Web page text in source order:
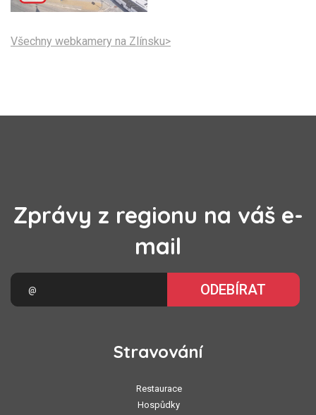
Všechny webkamery na Zlínsku>
Zprávy z regionu na váš e-
mail
ODEBÍRAT
Stravování
Restaurace
Hospůdky